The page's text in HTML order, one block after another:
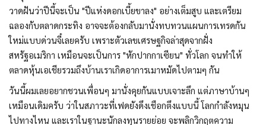
วาดฝันว่าปีนี้จะเป็น "ปีแห่งดอกเบี้ยขาลง" อย่างเต็มสูบ และเตรียม
ฉลองกับตลาดกระทิง อาจจะต้องกลับมานั่งทบทวนแผนการเทรดกัน
ใหม่แบบด่วนจี๋เลยครับ เพราะตัวเลขเศรษฐกิจล่าสุดจากฝั่ง
สหรัฐอเมริกา เหมือนจะเป็นการ "หักปากกาเซียน" ทั่วโลก จนทำให้
ตลาดหุ้นเอเชียรวมถึงบ้านเราเกิดอาการเมาหมัดไปตามๆ กัน
วันนี้ผมเลยอยากชวนเพื่อนๆ มานั่งคุยกันแบบเจาะลึก แต่ภาษาบ้านๆ
เหมือนเดิมครับ ว่าในสภาวะที่เฟดยังดึงเชือกตึงแบบนี้ โลกกำลังหมุน
ไปทางไหน และเราในฐานะนักลงทุนรายย่อย จะพลิกวิกฤตความ